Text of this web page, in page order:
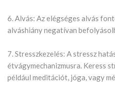
6. Alvás: Az elégséges alvás
alváshiány negatívan
7. Stresszkezelés: A stressz
étvágymechanizmusra. Keress
például meditációt, jóga, vagy